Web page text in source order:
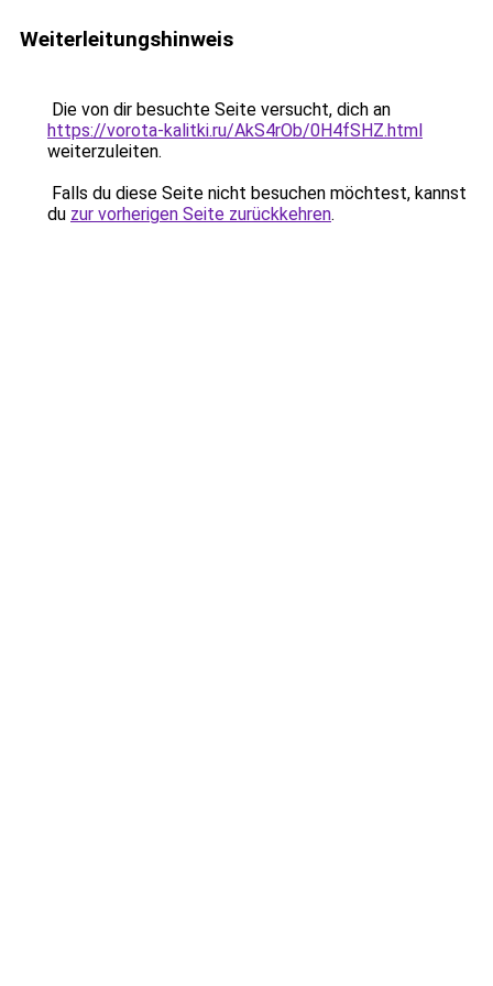
Weiterleitungshinweis
Die von dir besuchte Seite versucht, dich an
https://vorota-kalitki.ru/AkS4rOb/0H4fSHZ.html
weiterzuleiten.
Falls du diese Seite nicht besuchen möchtest, kannst
du zur vorherigen Seite zurückkehren.